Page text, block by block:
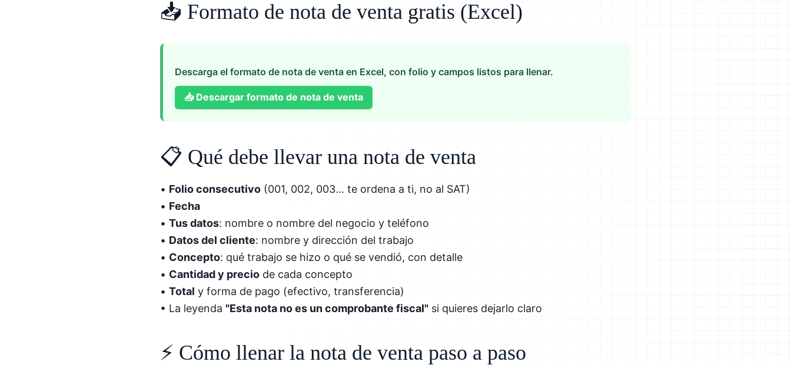
📥 Formato de nota de venta gratis (Excel)
Descarga el formato de nota de venta en Excel, con folio y campos listos para llenar.
📥 Descargar formato de nota de venta
📋 Qué debe llevar una nota de venta
• Folio consecutivo (001, 002, 003… te ordena a ti, no al SAT)
• Fecha
• Tus datos: nombre o nombre del negocio y teléfono
• Datos del cliente: nombre y dirección del trabajo
• Concepto: qué trabajo se hizo o qué se vendió, con detalle
• Cantidad y precio de cada concepto
• Total y forma de pago (efectivo, transferencia)
• La leyenda "Esta nota no es un comprobante fiscal" si quieres dejarlo claro
⚡ Cómo llenar la nota de venta paso a paso